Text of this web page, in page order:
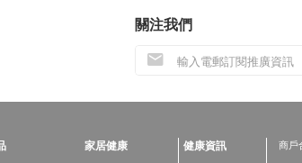
關注我們
家居健康 健康資訊
商戶